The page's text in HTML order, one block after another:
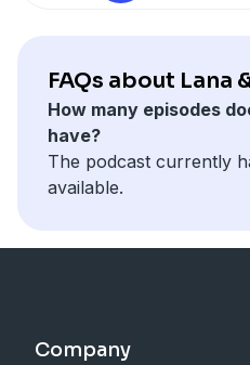
Editorial Planeta,
compartir contigo como
quieres con estrategias
y mentalidad.
FAQs about Lana
How many episodes
have?
The podcast currently
available.
Company